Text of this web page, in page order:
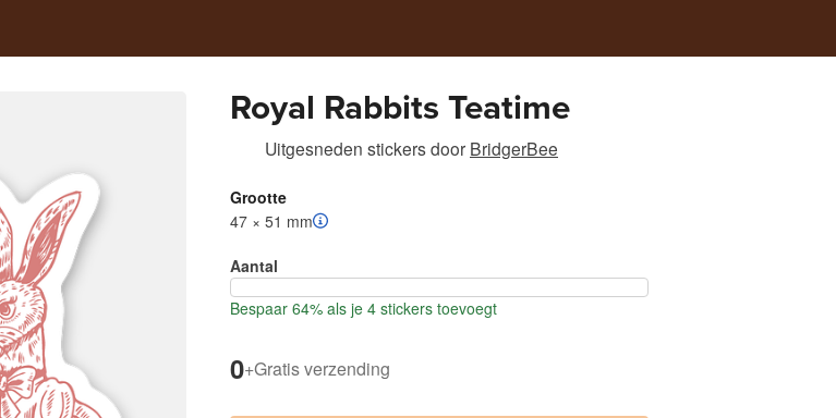
Royal Rabbits Teatime
Uitgesneden stickersdoor BridgerBee
Grootte
47 × 51 mm
Aantal
Bespaar 64% als je 4 stickers toevoegt
0+Gratis verzending